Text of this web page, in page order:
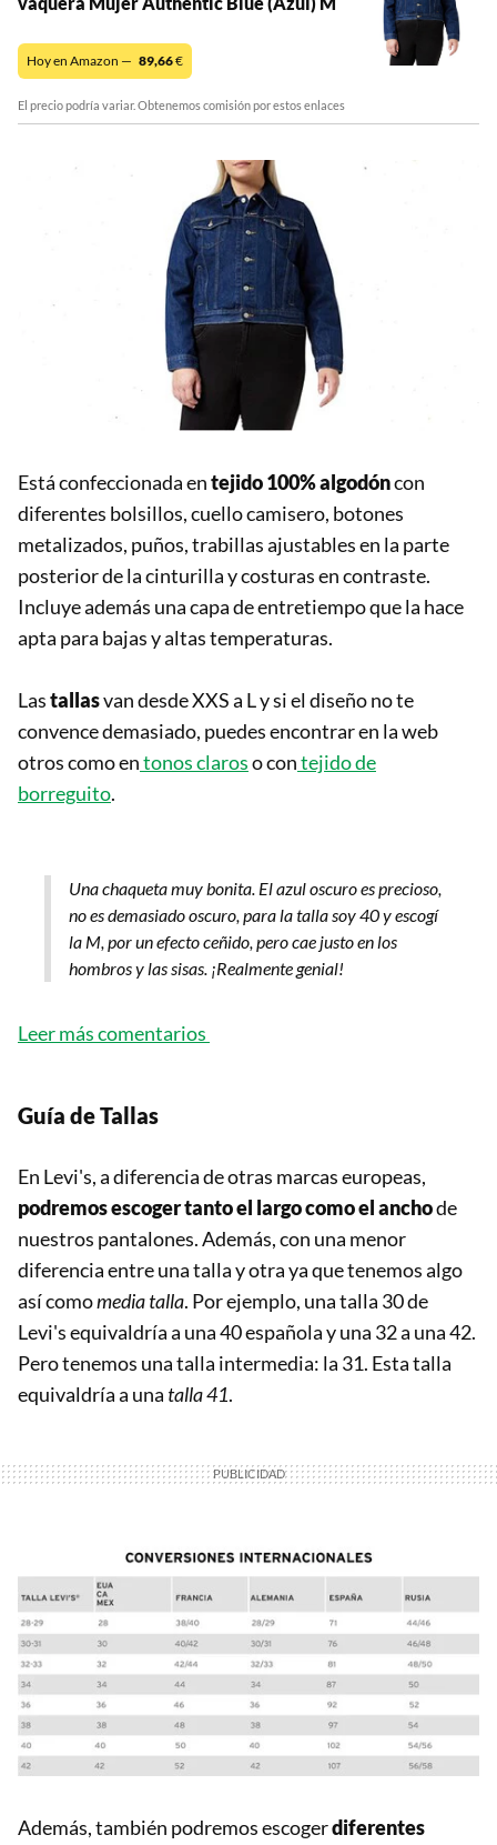
Hoy en Amazon — 89,66€
El precio podría variar. Obtenemos comisión por estos enlaces
Está confeccionada entejido 100% algodóncon
diferentes bolsillos, cuello camisero, botones
metalizados, puños, trabillas ajustables en la parte
posterior de la cinturilla y costuras en contraste.
Incluye además una capa de entretiempo que la hace
apta para bajas y altas temperaturas.
Lastallasvan desde XXS a L y si el diseño no te
convence demasiado, puedes encontrar en la web
otros como entonos claroso contejido de
borreguito.
Una chaqueta muy bonita. El azul oscuro es precioso,
no es demasiado oscuro, para la talla soy 40 y escogí
la M, por un efecto ceñido, pero cae justo en los
hombros y las sisas. ¡Realmente genial!
Leer más comentarios
Guía de Tallas
En Levi's, a diferencia de otras marcas europeas,
podremos escoger tanto el largo como el anchode
nuestros pantalones. Además, con una menor
diferencia entre una talla y otra ya que tenemos algo
así comomedia talla. Por ejemplo, una talla 30 de
Levi's equivaldría a una 40 española y una 32 a una 42.
Pero tenemos una talla intermedia: la 31. Esta talla
equivaldría a una talla 41.
Además, también podremos escogerdiferentes